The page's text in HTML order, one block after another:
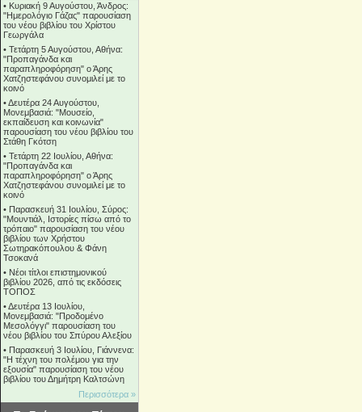
• Κυριακή 9 Αυγούστου, Άνδρος:
"Ημερολόγιο Γάζας" παρουσίαση
του νέου βιβλίου του Χρίστου
Γεωργάλα
• Τετάρτη 5 Αυγούστου, Αθήνα:
"Προπαγάνδα και
παραπληροφόρηση" ο Άρης
Χατζηστεφάνου συνομιλεί με το
κοινό
•Δευτέρα 24 Αυγούστου,
Μονεμβασιά: "Μουσείο,
εκπαίδευση και κοινωνία"
παρουσίαση του νέου βιβλίου του
Στάθη Γκότση
• Τετάρτη 22 Ιουλίου, Αθήνα:
"Προπαγάνδα και
παραπληροφόρηση" ο Άρης
Χατζηστεφάνου συνομιλεί με το
κοινό
• Παρασκευή 31 Ιουλίου, Σύρος:
"Μουντιάλ, Ιστορίες πίσω από το
τρόπαιο" παρουσίαση του νέου
βιβλίου των Χρήστου
Σωτηρακόπουλου & Φάνη
Τσοκανά
• Νέοι τίτλοι επιστημονικού
βιβλίου 2026, από τις εκδόσεις
ΤΟΠΟΣ
•Δευτέρα 13 Ιουλίου,
Μονεμβασιά: "Προδομένο
Μεσολόγγι" παρουσίαση του
νέου βιβλίου του Σπύρου Αλεξίου
• Παρασκευή 3 Ιουλίου, Γιάννενα:
"Η τέχνη του πολέμου για την
εξουσία" παρουσίαση του νέου
βιβλίου του Δημήτρη Καλτσώνη
Περισσότερα »